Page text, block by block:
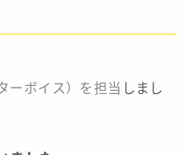
ーボイス）を担当 しまし